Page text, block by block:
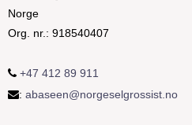
Norge
Org. nr.: 918540407
+47 412 89 911
: abaseen@norgeselgrossist.no